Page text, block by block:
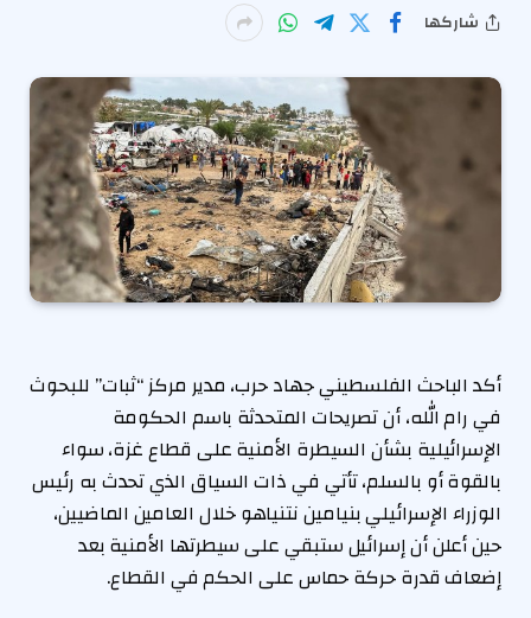
شاركها
أكد الباحث الفلسطيني جهاد حرب، مدير مركز “ثبات” للبحوث
في رام الله، أن تصريحات المتحدثة باسم الحكومة
الإسرائيلية بشأن السيطرة الأمنية على قطاع غزة، سواء
بالقوة أو بالسلم، تأتي في ذات السياق الذي تحدث به رئيس
الوزراء الإسرائيلي بنيامين نتنياهو خلال العامين الماضيين،
حين أعلن أن إسرائيل ستبقي على سيطرتها الأمنية بعد
إضعاف قدرة حركة حماس على الحكم في القطاع.